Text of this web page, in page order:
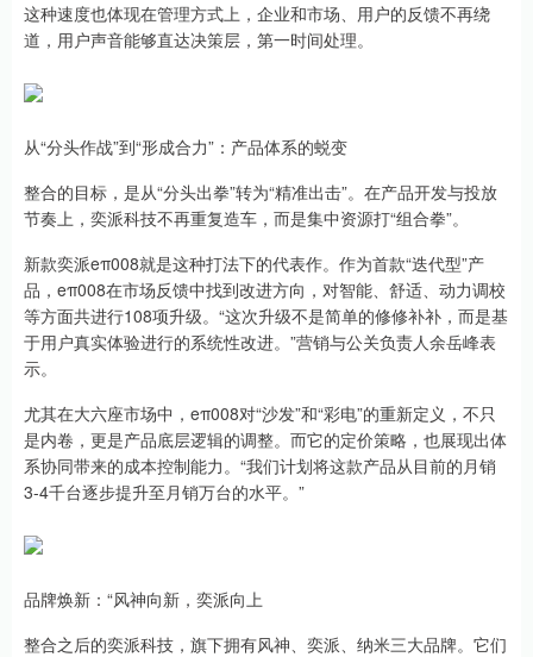
这种速度也体现在管理方式上，企业和市场、用户的反馈不再绕
道，用户声音能够直达决策层，第一时间处理。
从“分头作战”到“形成合力”：产品体系的蜕变
整合的目标，是从“分头出拳”转为“精准出击”。在产品开发与投放
节奏上，奕派科技不再重复造车，而是集中资源打“组合拳”。
新款奕派eπ008就是这种打法下的代表作。作为首款“迭代型”产
品，eπ008在市场反馈中找到改进方向，对智能、舒适、动力调校
等方面共进行108项升级。“这次升级不是简单的修修补补，而是基
于用户真实体验进行的系统性改进。”营销与公关负责人余岳峰表
示。
尤其在大六座市场中，eπ008对“沙发”和“彩电”的重新定义，不只
是内卷，更是产品底层逻辑的调整。而它的定价策略，也展现出体
系协同带来的成本控制能力。“我们计划将这款产品从目前的月销
3-4千台逐步提升至月销万台的水平。”
品牌焕新：“风神向新，奕派向上
整合之后的奕派科技，旗下拥有风神、奕派、纳米三大品牌。它们